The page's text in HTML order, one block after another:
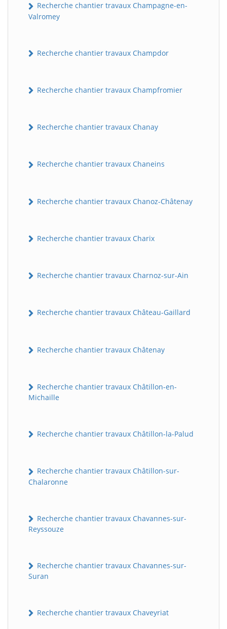
Recherche chantier travaux Champagne-en-
Valromey
Recherche chantier travaux Champdor
Recherche chantier travaux Champfromier
Recherche chantier travaux Chanay
Recherche chantier travaux Chaneins
Recherche chantier travaux Chanoz-Châtenay
Recherche chantier travaux Charix
Recherche chantier travaux Charnoz-sur-Ain
Recherche chantier travaux Château-Gaillard
Recherche chantier travaux Châtenay
Recherche chantier travaux Châtillon-en-
Michaille
Recherche chantier travaux Châtillon-la-Palud
Recherche chantier travaux Châtillon-sur-
Chalaronne
Recherche chantier travaux Chavannes-sur-
Reyssouze
Recherche chantier travaux Chavannes-sur-
Suran
Recherche chantier travaux Chaveyriat